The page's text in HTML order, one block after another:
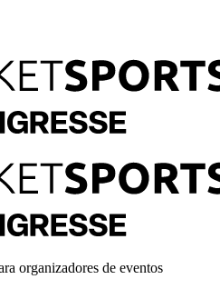
organizadores de eventos